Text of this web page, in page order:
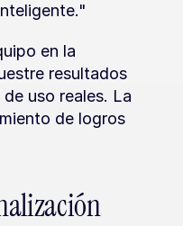
en la
resultados
uso reales. La
de logros